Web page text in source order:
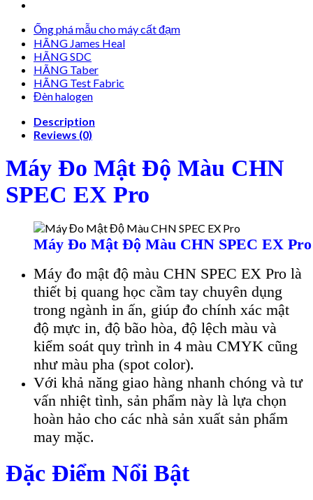
Ống phá mẫu cho máy cất đạm
HÃNG James Heal
HÃNG SDC
HÃNG Taber
HÃNG Test Fabric
Đèn halogen
Description
Reviews (0)
Máy Đo Mật Độ Màu CHN
SPEC EX Pro
Máy Đo Mật Độ Màu CHN SPEC EX Pro
Máy đo mật độ màu CHN SPEC EX Pro là
thiết bị quang học cầm tay chuyên dụng
trong ngành in ấn, giúp đo chính xác mật
độ mực in, độ bão hòa, độ lệch màu và
kiểm soát quy trình in 4 màu CMYK cũng
như màu pha (spot color).
Với khả năng giao hàng nhanh chóng và tư
vấn nhiệt tình, sản phẩm này là lựa chọn
hoàn hảo cho các nhà sản xuất sản phẩm
may mặc.
Đặc Điểm Nổi Bật